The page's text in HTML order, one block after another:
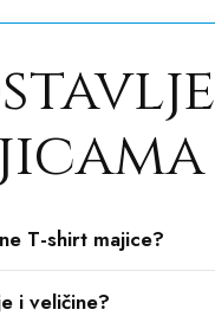
T-shirt majice?
i veličine?